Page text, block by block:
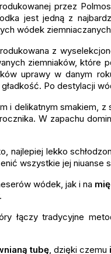
przez
jest jedną z
wódek
z
ziemniaków,
uprawy w danym
Po destylacji
i delikatnym smakiem,
W zapachu
najlepiej lekko
wszystkie jej niuanse
wódek, jak i na
łączy tradycyjne
tubę, dzięki czemu